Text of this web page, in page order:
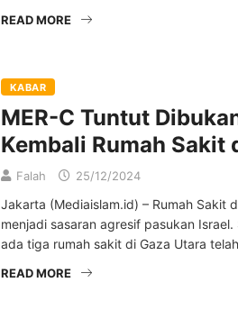
READ MORE
KABAR
MER-C Tuntut
Kembali Rumah Sakit
Falah 25/12/2024
Jakarta (Mediaislam.id) – Rumah Sakit
menjadi sasaran agresif pasukan
ada tiga rumah sakit di Gaza Utara telah
READ MORE